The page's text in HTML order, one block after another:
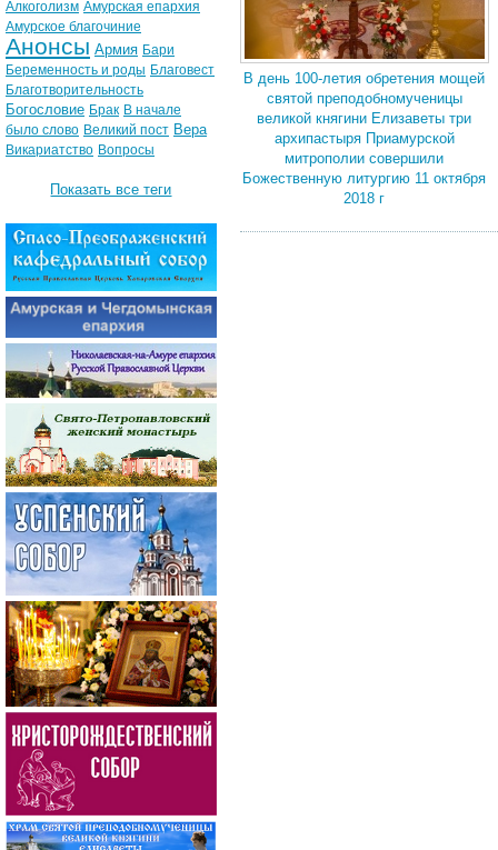
В день 100-летия обретения мощей
святой преподобномученицы
великой княгини Елизаветы три
архипастыря Приамурской
митрополии совершили
Божественную литургию 11 октября
2018 г
Алкоголизм Амурская епархия
Амурское благочиние
Анонсы Армия Бари
Беременность и роды Благовест
Благотворительность
Богословие Брак В начале
было слово Великий пост Вера
Викариатство Вопросы
Показать все теги